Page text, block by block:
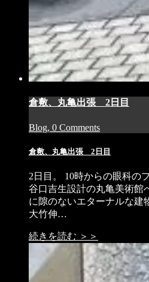
倉敷、丸亀出張 2日目
Blog, 0 Comments
倉敷、丸亀出張 2日目
2日目。 10時からの眼科の
谷口吉生設計の丸亀美術館
に隙のないエターナルな建
大竹伸…
続きを読む ＞＞